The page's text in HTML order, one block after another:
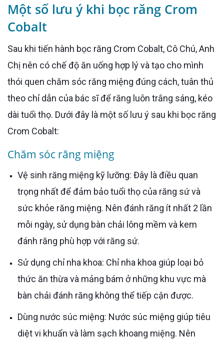
Một số lưu ý khi bọc răng Crom
Cobalt
Sau khi tiến hành bọc răng Crom Cobalt, Cô Chú, Anh
Chị nên có chế độ ăn uống hợp lý và tạo cho mình
thói quen chăm sóc răng miệng đúng cách, tuân thủ
theo chỉ dẫn của bác sĩ để răng luôn trắng sáng, kéo
dài tuổi thọ. Dưới đây là một số lưu ý sau khi bọc răng
Crom Cobalt:
Chăm sóc răng miệng
Vệ sinh răng miệng kỹ lưỡng: Đây là điều quan
trọng nhất để đảm bảo tuổi thọ của răng sứ và
sức khỏe răng miệng. Nên đánh răng ít nhất 2 lần
mỗi ngày, sử dụng bàn chải lông mềm và kem
đánh răng phù hợp với răng sứ.
Sử dụng chỉ nha khoa: Chỉ nha khoa giúp loại bỏ
thức ăn thừa và mảng bám ở những khu vực mà
bàn chải đánh răng không thể tiếp cận được.
Dùng nước súc miệng: Nước súc miệng giúp tiêu
diệt vi khuẩn và làm sạch khoang miệng. Nên